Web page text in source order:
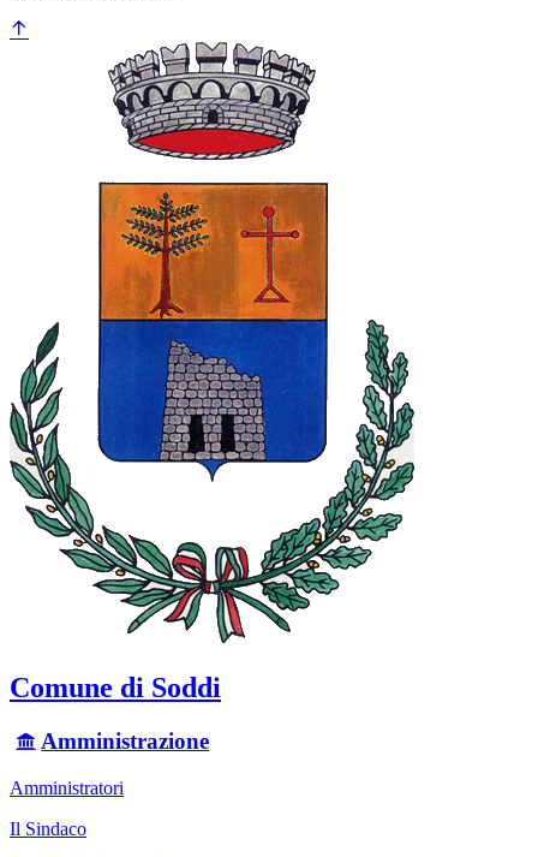
Comune di Soddi
Amministrazione
Amministratori
Il Sindaco